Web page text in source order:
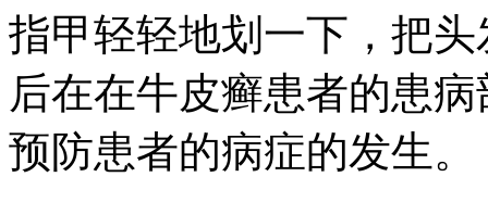
指甲轻轻地划一下，把
后在在牛皮癣患者的患
预防患者的病症的发生。